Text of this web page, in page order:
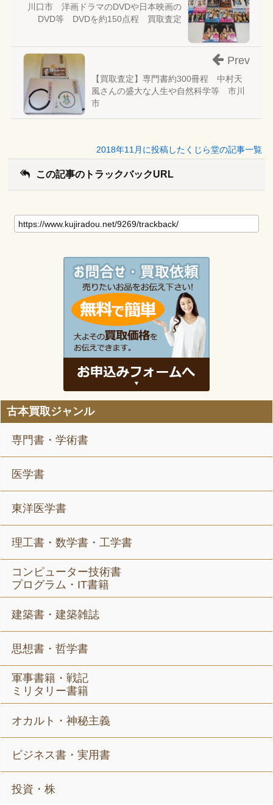
川口市 洋画ドラマのDVDや日本映画の
DVD等 DVDを約150点程 買取査定
【買取査定】専門書約300冊程 中村天
風さんの盛大な人生や自然科学等 市川
市
Prev
2018年11月に投稿したくじら堂の記事一覧
この記事のトラックバックURL
古本買取ジャンル
専門書・学術書
医学書
東洋医学書
理工書・数学書・工学書
コンピューター技術書
プログラム・IT書籍
建築書・建築雑誌
思想書・哲学書
軍事書籍・戦記
ミリタリー書籍
オカルト・神秘主義
ビジネス書・実用書
投資・株